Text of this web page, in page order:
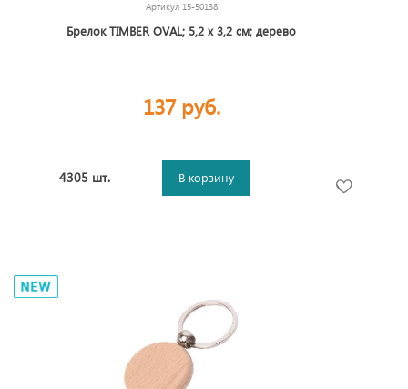
Артикул 15-50138
Брелок TIMBER OVAL; 5,2 x 3,2 см; дерево
137 руб.
4305 шт. В корзину